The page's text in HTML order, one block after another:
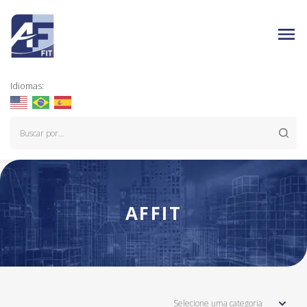
Idiomas:
AFFIT
Selecione uma categoria